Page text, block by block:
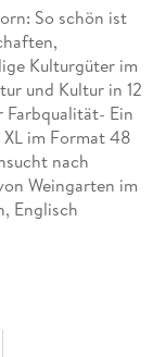
So schön ist
Kulturgüter im
und Kultur in 12
Ein
im Format 48
nach
Weingarten im
Englisch